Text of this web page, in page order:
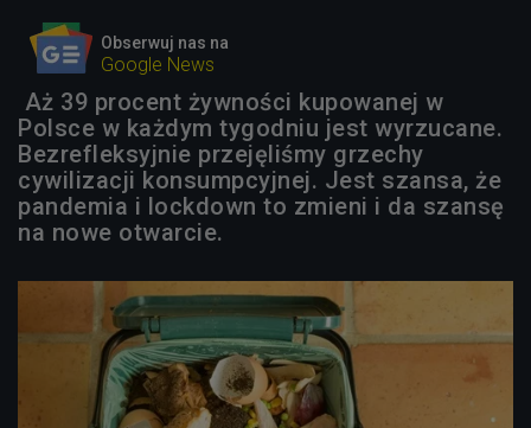
Obserwuj nas na
Google News
Aż 39 procent żywności kupowanej w
Polsce w każdym tygodniu jest wyrzucane.
Bezrefleksyjnie przejęliśmy grzechy
cywilizacji konsumpcyjnej. Jest szansa, że
pandemia i lockdown to zmieni i da szansę
na nowe otwarcie.